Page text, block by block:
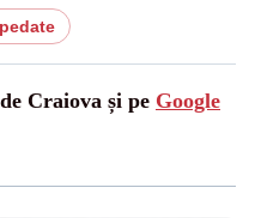
Craiova și pe Google